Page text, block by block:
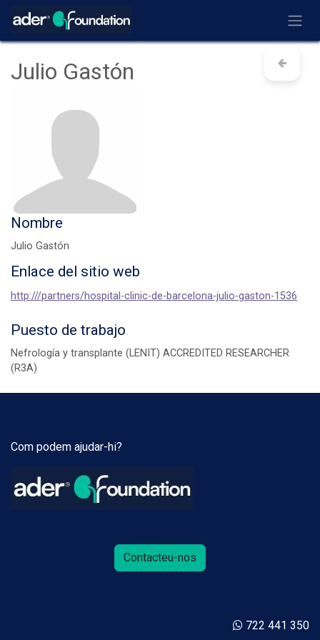
Ir al contenido
Julio Gastón
Nombre
Julio Gastón
Enlace del sitio web
http:///partners/hospital-clinic-de-barcelona-julio-gaston-1536
Puesto de trabajo
Nefrología y transplante (LENIT) ACCREDITED RESEARCHER
(R3A)
Com podem ajudar-hi?
Contacteu-nos
722 441 350